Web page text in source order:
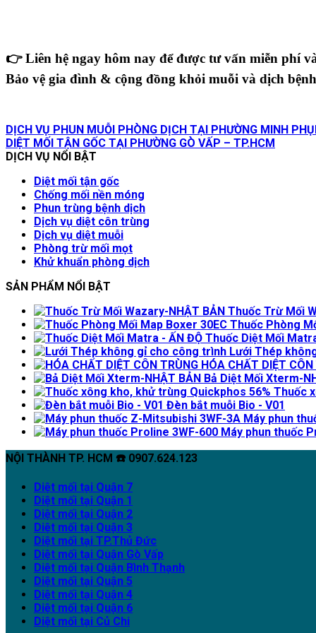
👉Liên hệ ngay hôm nay để được tư vấn miễn phí
Bảo vệ gia đình & cộng đồng khỏi muỗi và dịch
DỊCH VỤ PHUN MUỖI PHÒNG DỊCH TẠI PHƯỜNG MINH
DIỆT MỐI TẬN GỐC TẠI PHƯỜNG GÒ VẤP – TP.HCM
DỊCH VỤ NỔI BẬT
Diệt mối tận gốc
Chống mối nền móng
Phun trùng bệnh dịch
Dịch vụ diệt côn trùng
Dịch vụ diệt muỗi
Phòng trừ mối mọt
Khử khuẩn phòng dịch
SẢN PHẨM NỔI BẬT
Thuốc Trừ Mối
Thuốc Phòng
Thuốc Diệt Mối
Lưới Thép
HÓA CHẤT DIỆT CÔN
Bả Diệt Mối Xterm-
Thuốc
Đèn bắt muỗi Bio - V01
Máy phun
Máy phun thuốc
NỘI THÀNH TP. HCM ☎️ 0907.624.123
Diệt mối tại Quận 7
Diệt mối tại Quận 1
Diệt mối tại Quận 2
Diệt mối tại Quận 3
Diệt mối tại TP.Thủ Đức
Diệt mối tại Quận Gò Vấp
Diệt mối tại Quận Bình Thạnh
Diệt mối tại Quận 5
Diệt mối tại Quận 4
Diệt mối tại Quận 6
Diệt mối tại Củ Chi